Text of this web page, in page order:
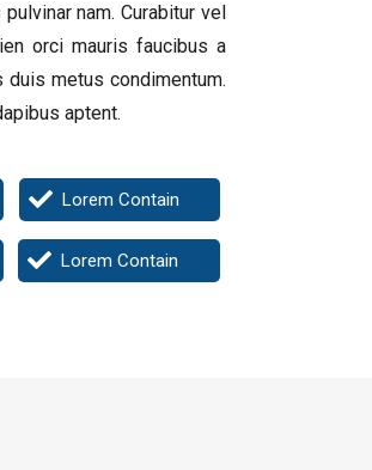
nam. Curabitur vel
orci mauris faucibus a
metus condimentum.
aptent.
Lorem Contain
Lorem Contain